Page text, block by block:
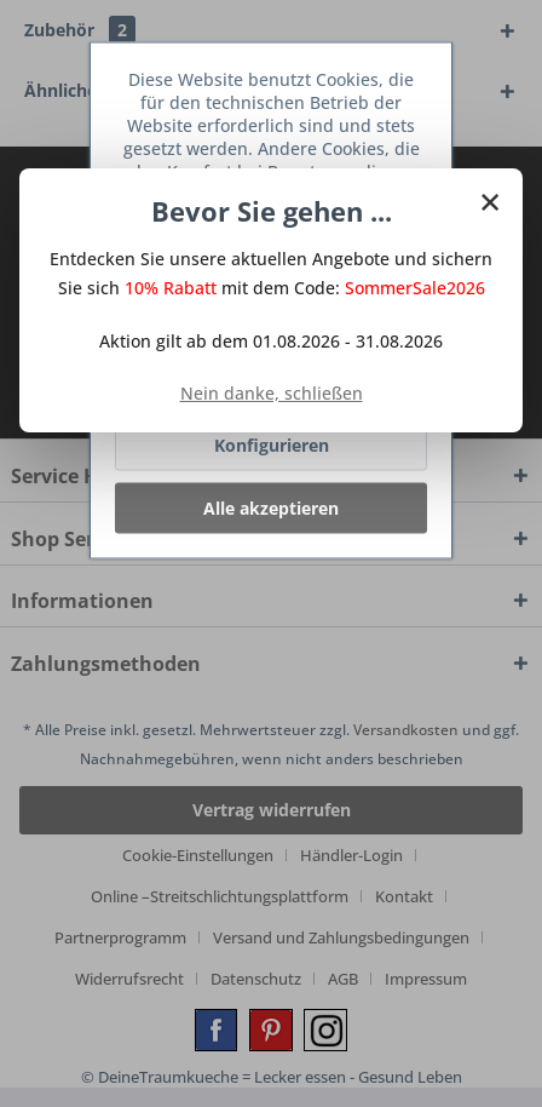
Zubehör 2
Ähnliche Artikel
TraumKüche Newsletter und verpassen
dem Traum Küchen - Shop.
zur Kenntnis genommen.
Service Hotline
Shop Service
Informationen
Zahlungsmethoden
* Alle Preise inkl. gesetzl. Mehrwertsteuer zzgl.Versandkosten und ggf.
Nachnahmegebühren, wenn nicht anders beschrieben
Vertrag widerrufen
Cookie-Einstellungen
Händler-Login
Online –Streitschlichtungsplattform
Kontakt
Partnerprogramm
Versand und Zahlungsbedingungen
Widerrufsrecht
Datenschutz AGB Impressum
© DeineTraumkueche = Lecker essen - Gesund Leben
×
Bevor Sie gehen ...
Entdecken Sie unsere aktuellen Angebote und sichern
Sie sich 10% Rabattmit dem Code: SommerSale2026
Aktion gilt ab dem 01.08.2026 - 31.08.2026
Nein danke, schließen
Diese Website benutzt Cookies, die
für den technischen Betrieb der
Website erforderlich sind und stets
gesetzt werden. Andere Cookies, die
den Komfort bei Benutzung dieser
dienen oder die Interaktion mit
Netzwerken vereinfachen sollen,
werden nur mit Ihrer Zustimmung
Ablehnen
Konfigurieren
Alle akzeptieren